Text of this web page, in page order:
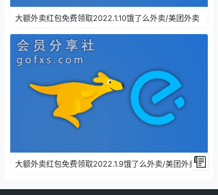
大额外卖红包免费领取2022.1.10饿了么外卖/美团外卖
大额外卖红包免费领取2022.1.9饿了么外卖/美团外卖